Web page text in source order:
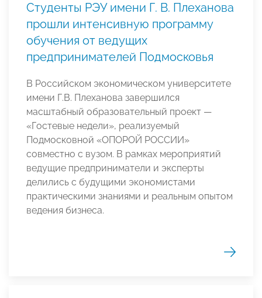
Студенты РЭУ имени Г. В. Плеханова
прошли интенсивную программу
обучения от ведущих
предпринимателей Подмосковья
В Российском экономическом университете
имени Г.В. Плеханова завершился
масштабный образовательный проект —
«Гостевые недели», реализуемый
Подмосковной «ОПОРОЙ РОССИИ»
совместно с вузом. В рамках мероприятий
ведущие предприниматели и эксперты
делились с будущими экономистами
практическими знаниями и реальным опытом
ведения бизнеса.